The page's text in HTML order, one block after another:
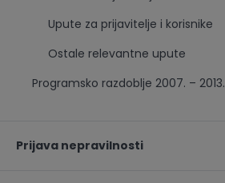
Upute za prijavitelje i korisnike
Ostale relevantne upute
Programsko razdoblje 2007. – 2013.
Prijava nepravilnosti